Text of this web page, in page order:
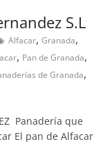
S.L
Alfacar,Granada,
, Pan de Granada,
de Granada,
Panadería que
El pan de Alfacar